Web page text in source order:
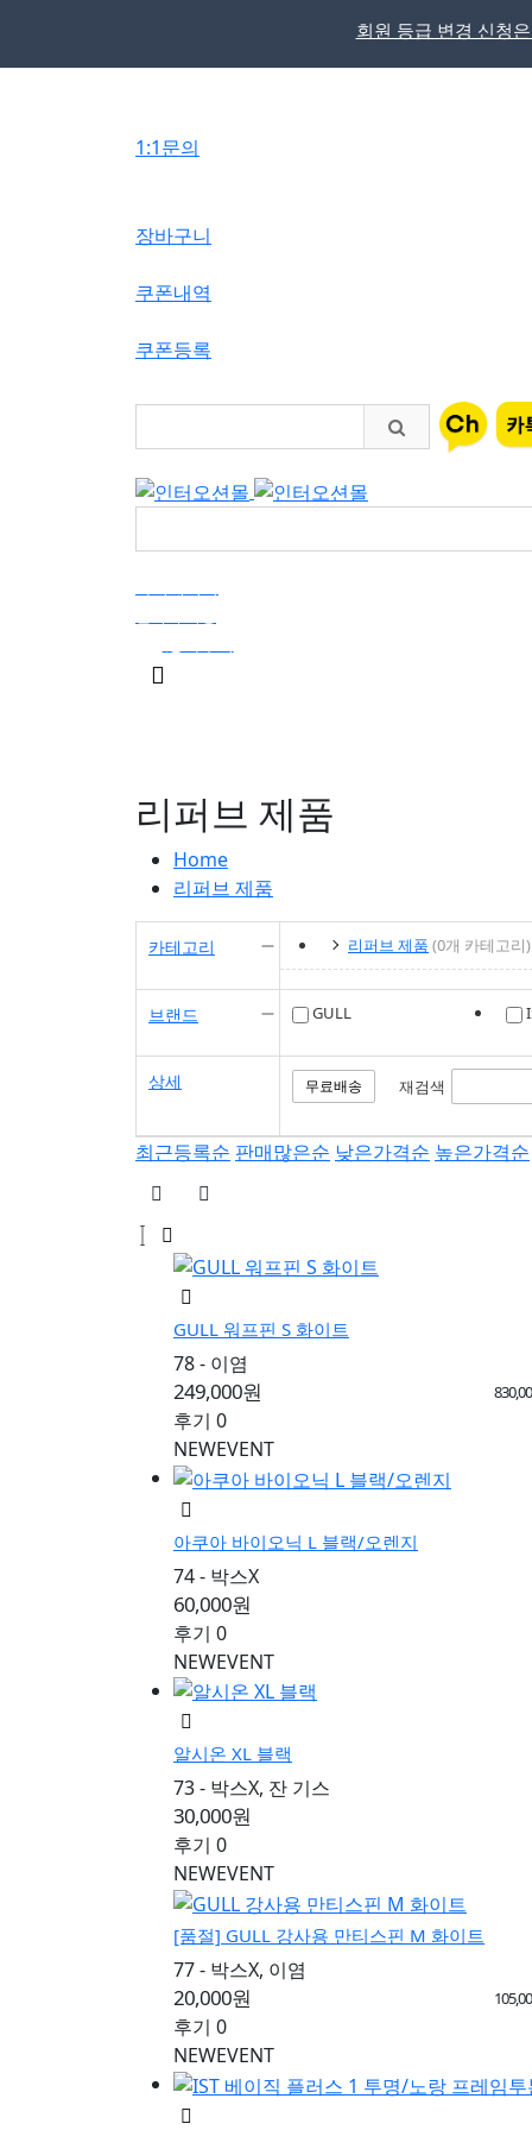
회원 등급 변경 신청
튼
1:1문의
장바구니
쿠폰내역
쿠폰등록
검
리퍼브 제품
Home
리퍼브 제품
카테고리 리퍼브 제품 (0개 카테고리)
브랜드 GULL
상세 무료배송 재검색
최근등록순 판매많은순 낮은가격순 높은가격순
GULL 워프핀 S 화이트
78 - 이염
249,000원
후기 0
NEWEVENT
아쿠아 바이오닉 L 블랙/오렌지
74 - 박스X
60,000원
후기 0
NEWEVENT
알시온 XL 블랙
73 - 박스X, 잔 기스
30,000원
후기 0
NEWEVENT
[품절] GULL 강사용 만티스핀 M 화이트
77 - 박스X, 이염
20,000원
후기 0
NEWEVENT